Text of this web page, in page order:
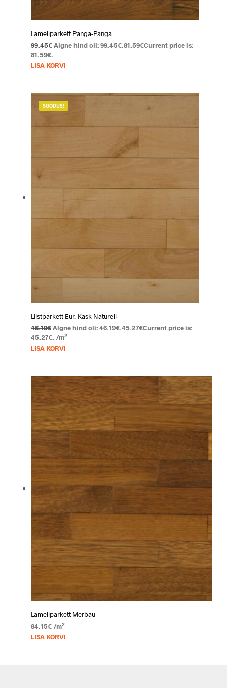
Lamellparkett Panga-Panga
99.45€ Algne hind oli: 99.45€.81.59€Current price is:
81.59€.
LISA KORVI
SOODUS!
Liistparkett Eur. Kask Naturell
46.19€ Algne hind oli: 46.19€.45.27€Current price is:
45.27€. /m2
LISA KORVI
Lamellparkett Merbau
84.15€/m2
LISA KORVI